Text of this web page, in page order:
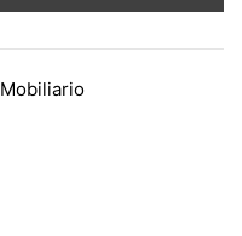
Mobiliario